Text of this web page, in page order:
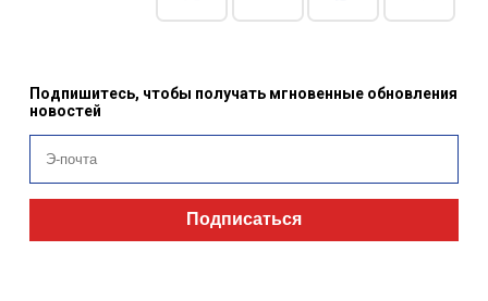
Подпишитесь, чтобы получать мгновенные обновления
новостей
Подписаться